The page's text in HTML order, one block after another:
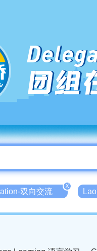
团组
双向交流
X